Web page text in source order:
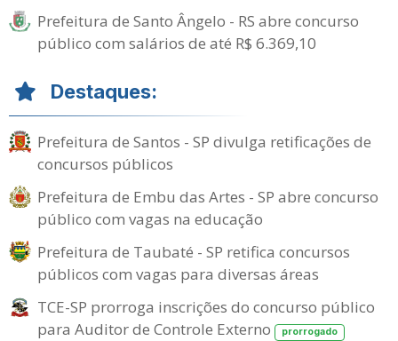
Prefeitura de Santo Ângelo - RS abre concurso
público com salários de até R$ 6.369,10
Destaques:
Prefeitura de Santos - SP divulga retificações de
concursos públicos
Prefeitura de Embu das Artes - SP abre concurso
público com vagas na educação
Prefeitura de Taubaté - SP retifica concursos
públicos com vagas para diversas áreas
TCE-SP prorroga inscrições do concurso público
para Auditor de Controle Externo
prorrogado